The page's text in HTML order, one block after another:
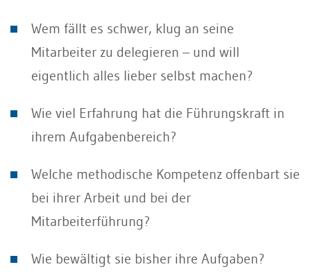
Wem fällt es schwer, klug an seine
Mitarbeiter zu delegieren – und will
eigentlich alles lieber selbst machen?
Wie viel Erfahrung hat die Führungskraft in
ihrem Aufgabenbereich?
Welche methodische Kompetenz offenbart sie
bei ihrer Arbeit und bei der
Mitarbeiterführung?
Wie bewältigt sie bisher ihre Aufgaben?